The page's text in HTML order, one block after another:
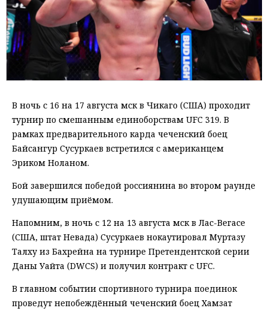
В ночь с 16 на 17 августа мск в Чикаго (США) проходит
турнир по смешанным единоборствам UFC 319. В
рамках предварительного карда чеченский боец
Байсангур Сусуркаев встретился с американцем
Эриком Ноланом.
Бой завершился победой россиянина во втором раунде
удушающим приёмом.
Напомним, в ночь с 12 на 13 августа мск в Лас-Вегасе
(США, штат Невада) Сусуркаев нокаутировал Муртазу
Талху из Бахрейна на турнире Претендентской серии
Даны Уайта (DWCS) и получил контракт с UFC.
В главном событии спортивного турнира поединок
проведут непобеждённый чеченский боец Хамзат